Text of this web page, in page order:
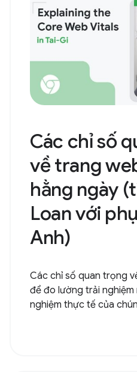
Các chỉ số
về trang
hằng ngày
Loan với
Anh)
Các chỉ số quan trọng
để đo lường trải
nghiệm thực tế của